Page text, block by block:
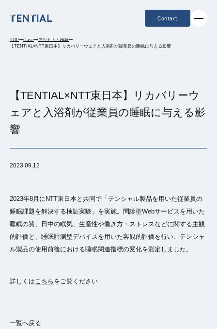
Contact
TOPーCaseーアウトカム検証ー
【TENTIAL×NTT東日本】リカバリーウェアと入浴剤が従業員の睡眠に与える影響
【TENTIAL×NTT東日本】リカバリーウ
ェアと入浴剤が従業員の睡眠に与える影
響
2023.09.12
2023年8月にNTT東日本と共同で「テンシャル製品を用いた従業員の
睡眠課題を解決する検証実験」を実施。問診型Webサービスを用いた
睡眠の質、日中の眠気、生産性や働き方・ストレスなどに関する主観
的評価と、睡眠計測型デバイスを用いた客観的評価を行い、テンシャ
ル製品の使用前後における睡眠関連指標の変化を測定しました。
詳しくはこちら をご覧ください
一覧へ戻る